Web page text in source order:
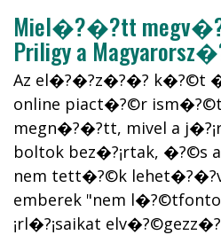
Miel�?�?tt
Priligy a
Az el�?�?z�?�? k�?©t
online piact�?©r
megn�?�?tt, mivel a
boltok bez�?¡rtak, �?©s
nem tett�?©k
emberek "nem
¡rl�?¡saikat